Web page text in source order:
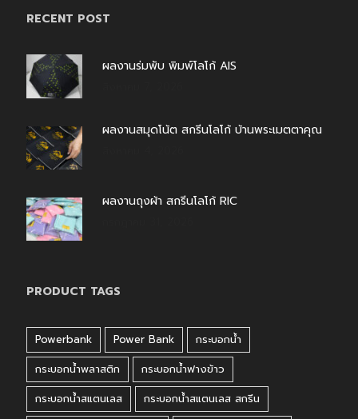
RECENT POST
ผลงานร่มพับ พิมพ์โลโก้ AIS
ผลงานสมุดโน้ต สกรีนโลโก้ บ้านพระเมตตาคุณ
ผลงานถุงผ้า สกรีนโลโก้ RIC
PRODUCT TAGS
Powerbank Power Bank
กระบอกน้ำ
กระบอกน้ำพลาสติก
กระบอกน้ำฟางข้าว
กระบอกน้ำสแตนเลส
กระบอกน้ำสแตนเลส สกรีน